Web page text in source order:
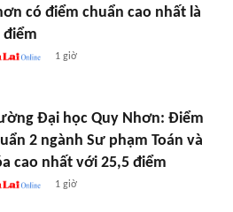
có điểm chuẩn cao nhất là
điểm
1 giờ
Đại học Quy Nhơn: Điểm
2 ngành Sư phạm Toán và
cao nhất với 25,5 điểm
1 giờ